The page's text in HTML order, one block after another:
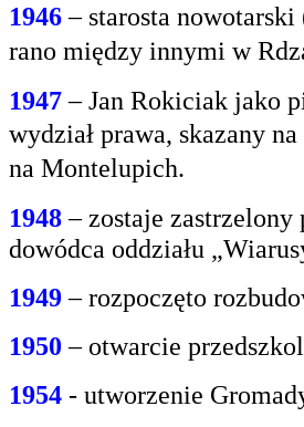
1946– starosta
rano między innymi w
1947 – Jan Rokiciak jako
wydział prawa, skazany
na Montelupich.
1948– zostaje
dowódca oddziału
1949 – rozpoczęto
1950 – otwarcie
1954 - utworzenie